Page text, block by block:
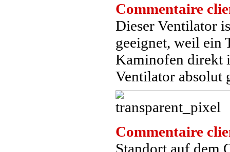
Commentaire
Dieser Ventilator
geeignet, weil ein
Kaminofen direkt
Ventilator absolut
Commentaire
Standort auf dem